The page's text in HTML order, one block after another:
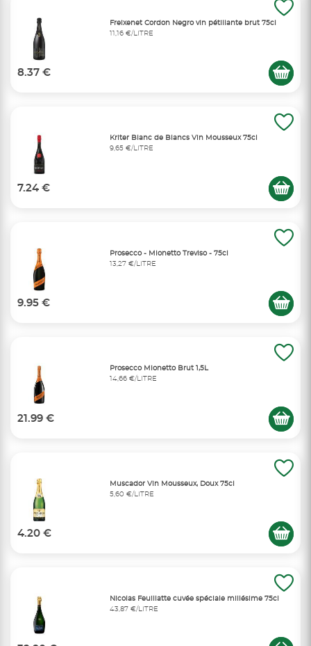
Freixenet Cordon Negro vin pétillante brut 75cl
11,16 €/LITRE
8.37 €
Kriter Blanc de Blancs Vin Mousseux 75cl
9,65 €/LITRE
7.24 €
Prosecco - Mionetto Treviso - 75cl
13,27 €/LITRE
9.95 €
Prosecco Mionetto Brut 1,5L
14,66 €/LITRE
21.99 €
Muscador Vin Mousseux, Doux 75cl
5,60 €/LITRE
4.20 €
Nicolas Feuillatte cuvée spéciale millésime 75cl
43,87 €/LITRE